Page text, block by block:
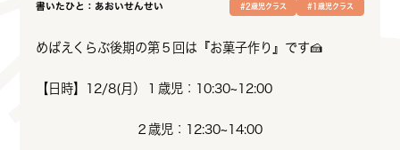
書いたひと：あおいせんせい #2歳児クラス #1歳児クラス
めばえくらぶ後期の第５回は『お菓子作り』です🍰
【日時】12/8(月）１歳児：10:30~12:00
２歳児：12:30~14:00